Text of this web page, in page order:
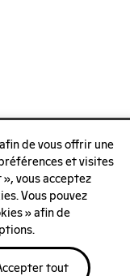
de vous offrir une
et visites
vous acceptez
Vous pouvez
» afin de
tout